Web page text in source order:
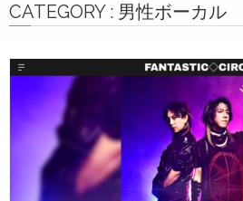
CATEGORY : 男性ボーカル